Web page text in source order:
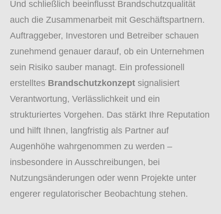
Und schließlich beeinflusst Brandschutzqualität
auch die Zusammenarbeit mit Geschäftspartnern.
Auftraggeber, Investoren und Betreiber schauen
zunehmend genauer darauf, ob ein Unternehmen
sein Risiko sauber managt. Ein professionell
erstelltes Brandschutzkonzept signalisiert
Verantwortung, Verlässlichkeit und ein
strukturiertes Vorgehen. Das stärkt Ihre Reputation
und hilft Ihnen, langfristig als Partner auf
Augenhöhe wahrgenommen zu werden –
insbesondere in Ausschreibungen, bei
Nutzungsänderungen oder wenn Projekte unter
engerer regulatorischer Beobachtung stehen.